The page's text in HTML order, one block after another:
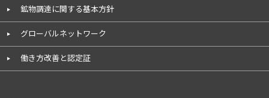
鉱物調達に関する基本方針
グローバルネットワーク
働き方改善と認定証